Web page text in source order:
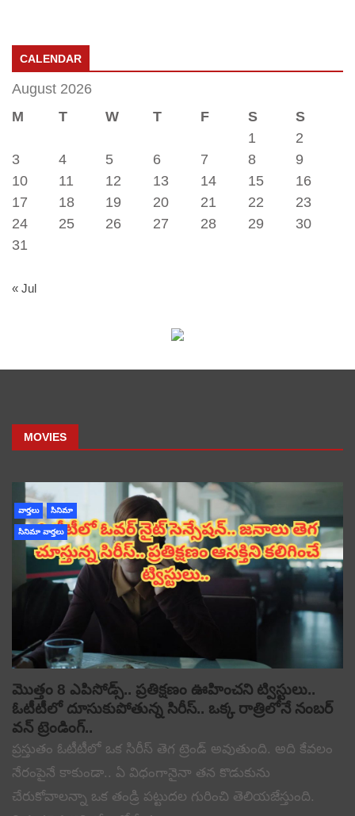
CALENDAR
August 2026
M
T W T F S
S
1
2
3
4 5 6 7 8
9
10
11 12 13 14 15
16
17
18 19 20 21 22
23
24
25 26 27 28 29
30
31
« Jul
MOVIES
వార్తలు సినిమా
సినిమా వార్తలు
మొత్తం 8 ఎపిసోడ్స్.. ప్రతిక్షణం ఊహించని ట్విస్టులు..
ఓటీటీలో దూసుకుపోతున్న సిరీస్.. ఒక్క రాత్రిలోనే నంబర్
వన్ ట్రెండింగ్..
ప్రస్తుతం ఓటీటీలో ఒక సిరీస్ తెగ ట్రెండ్ అవుతుంది. అది కేవలం
నేరంపైనే కాకుండా.. ఏ విధంగానైనా తన కొడుకును
చేరుకోవాలన్నా ఒక తండ్రి పట్టుదల గురించి తెలియజేస్తుంది.